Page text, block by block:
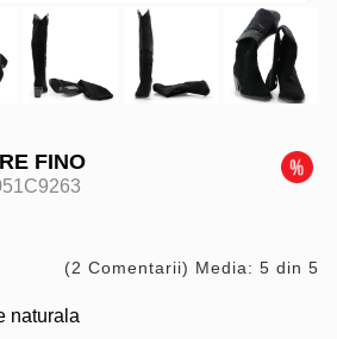
FINO
(2 Comentarii) Media: 5 din 5
naturala